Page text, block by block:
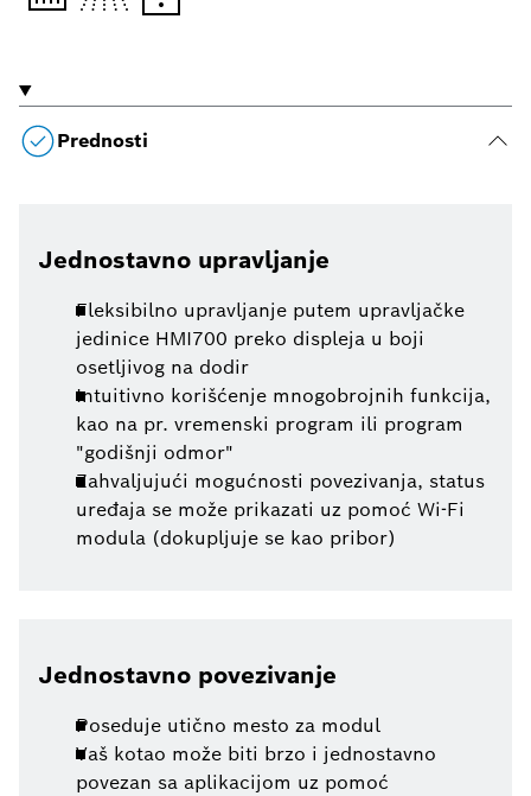
Prednosti
Jednostavno upravljanje
Fleksibilno upravljanje putem upravljačke
jedinice HMI700 preko displeja u boji
osetljivog na dodir
Intuitivno korišćenje mnogobrojnih funkcija,
kao na pr. vremenski program ili program
"godišnji odmor"
Zahvaljujući mogućnosti povezivanja, status
uređaja se može prikazati uz pomoć Wi-Fi
modula (dokupljuje se kao pribor)
Jednostavno povezivanje
Poseduje utično mesto za modul
Vaš kotao može biti brzo i jednostavno
povezan sa aplikacijom uz pomoć